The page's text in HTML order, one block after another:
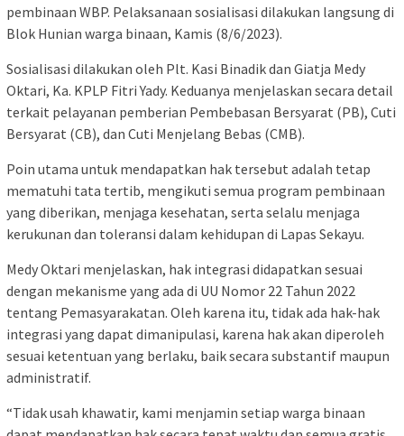
pembinaan WBP. Pelaksanaan sosialisasi dilakukan langsung di
Blok Hunian warga binaan, Kamis (8/6/2023).
Sosialisasi dilakukan oleh Plt. Kasi Binadik dan Giatja Medy
Oktari, Ka. KPLP Fitri Yady. Keduanya menjelaskan secara detail
terkait pelayanan pemberian Pembebasan Bersyarat (PB), Cuti
Bersyarat (CB), dan Cuti Menjelang Bebas (CMB).
Poin utama untuk mendapatkan hak tersebut adalah tetap
mematuhi tata tertib, mengikuti semua program pembinaan
yang diberikan, menjaga kesehatan, serta selalu menjaga
kerukunan dan toleransi dalam kehidupan di Lapas Sekayu.
Medy Oktari menjelaskan, hak integrasi didapatkan sesuai
dengan mekanisme yang ada di UU Nomor 22 Tahun 2022
tentang Pemasyarakatan. Oleh karena itu, tidak ada hak-hak
integrasi yang dapat dimanipulasi, karena hak akan diperoleh
sesuai ketentuan yang berlaku, baik secara substantif maupun
administratif.
“Tidak usah khawatir, kami menjamin setiap warga binaan